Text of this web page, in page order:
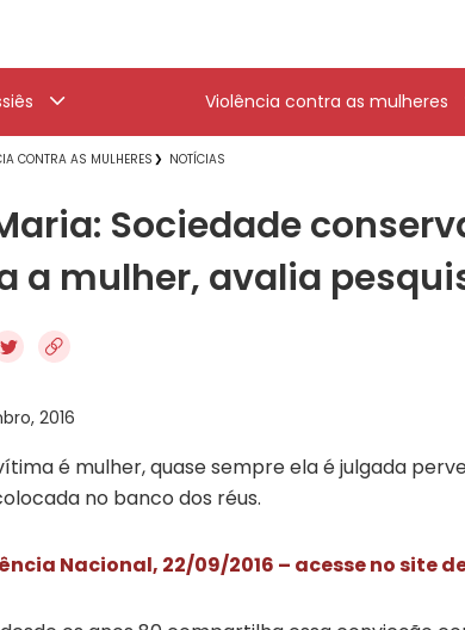
Violência contra as mulheres
CONTRA AS MULHERES NOTÍCIAS
Sociedade
a mulher, avalia
2016
é mulher, quase sempre ela é julgada
no banco dos réus.
Nacional, 22/09/2016 – acesse no site